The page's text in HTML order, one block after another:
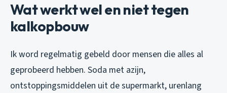
Wat werkt wel en niet tegen
kalkopbouw
Ik word regelmatig gebeld door mensen die alles al
geprobeerd hebben. Soda met azijn,
ontstoppingsmiddelen uit de supermarkt, urenlang